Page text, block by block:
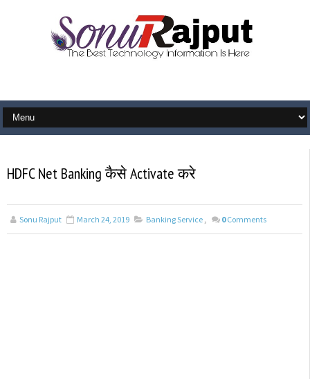
HDFC Net Banking कैसे Activate करे
Sonu Rajput March 24, 2019 Banking Service 0 Comments